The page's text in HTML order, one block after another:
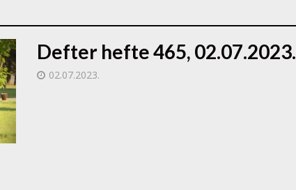
Defter hefte 465, 02.07.2023.
02.07.2023.